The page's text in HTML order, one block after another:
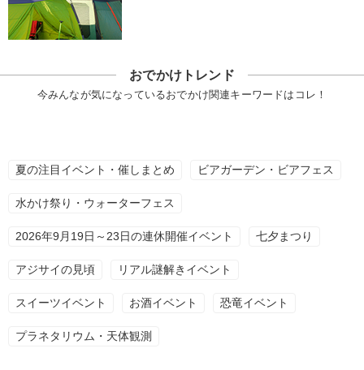
おでかけトレンド
今みんなが気になっているおでかけ関連キーワードはコレ！
夏の注目イベント・催しまとめ ビアガーデン・ビアフェス
水かけ祭り・ウォーターフェス
2026年9月19日～23日の連休開催イベント 七夕まつり
アジサイの見頃 リアル謎解きイベント
スイーツイベント お酒イベント 恐竜イベント
プラネタリウム・天体観測